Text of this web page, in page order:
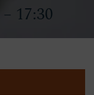
17:30